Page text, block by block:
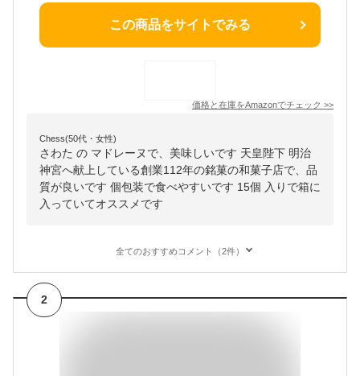
この商品をサイトでみる
価格と在庫をAmazonでチェック >>
Chess(50代・女性)
さわた の マドレーヌで、美味しいです 天皇陛下 明治
神宮へ献上している創業112年の銘菓の和菓子店で、品
質が良いです 個包装で食べやすいです 15個 入りで箱に
入っていてオススメです
全てのおすすめコメント（2件）
2